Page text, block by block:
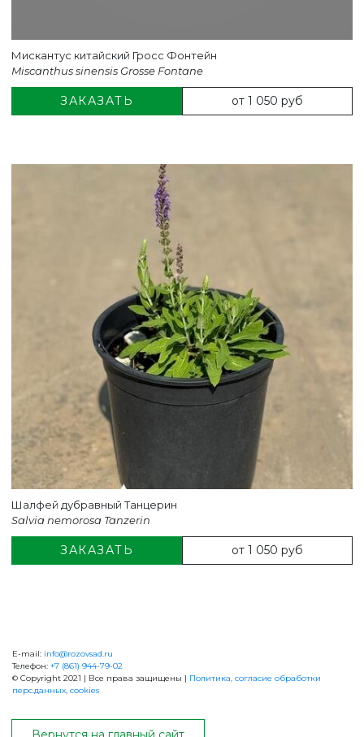
+7 (861) 944-79-02
Мискантус китайский Гросс Фонтейн
Miscanthus sinensis Grosse Fontane
ЗАКАЗАТЬ от 1 050 руб
Шалфей дубравный Танцерин
Salvia nemorosa Tanzerin
ЗАКАЗАТЬ от 1 050 руб
E-mail: info@rozovsad.ru
Телефон: +7 (861) 944-79-02
© Copyright 2021 | Все права защищены | Политика, согласие обработки
перс.данных, cookies